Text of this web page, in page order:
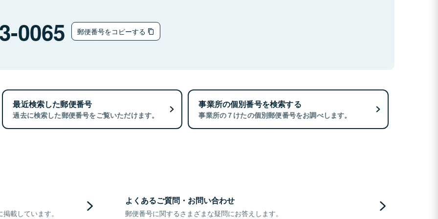
0065 郵便番号をコピーする
最近検索した郵便番号
過去に検索した郵便番号をご覧いただけます。
事業所の個別番号を検索する
事業所の７けたの個別郵便番号をお調べします。
載しています。
よくあるご質問・お問い合わせ
郵便番号に関するさまざまな疑問にお答えします。